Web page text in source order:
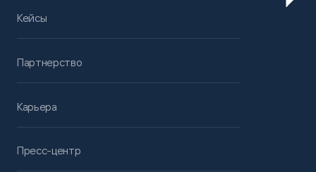
Кейсы
Партнерство
Карьера
Пресс-центр